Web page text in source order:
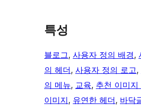
특성
블로그, 사용자 정의 배경,
의 헤더, 사용자 정의 로고,
의 메뉴, 교육, 추천 이미지
이미지, 유연한 헤더, 바닥